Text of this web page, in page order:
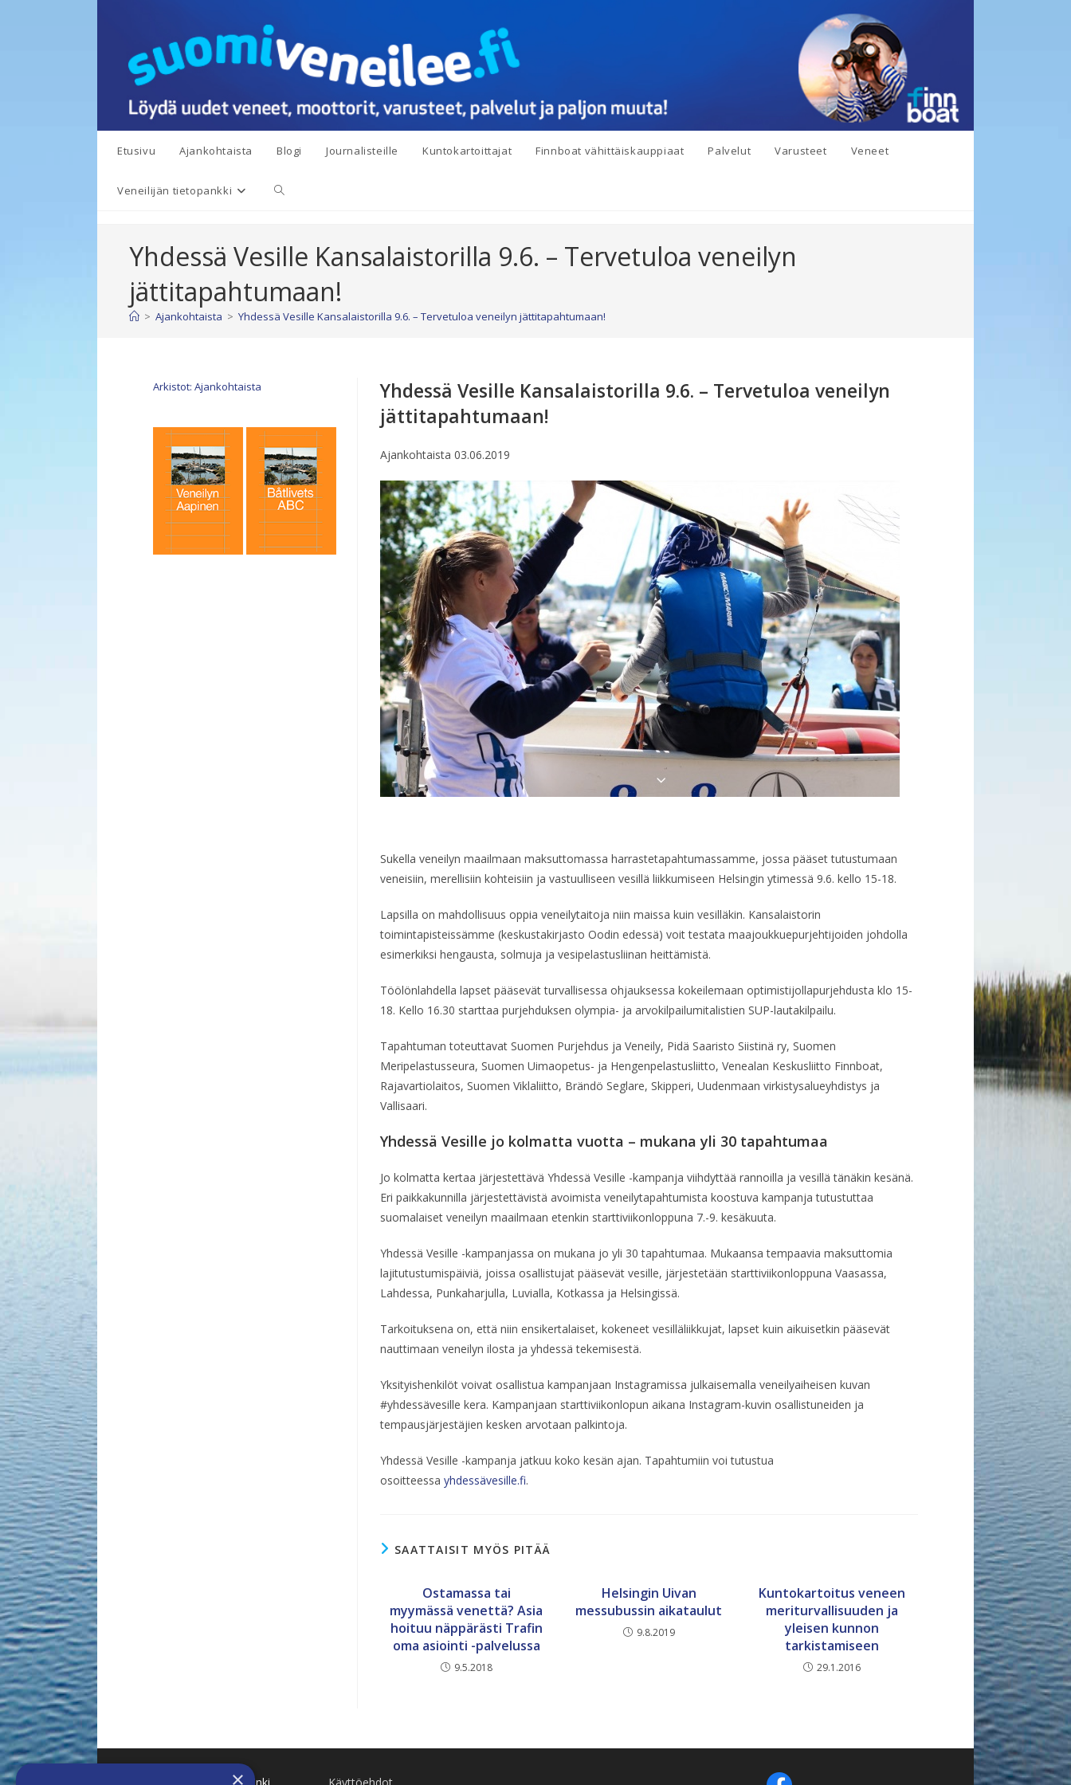
Etusivu Ajankohtaista Blogi Journalisteille Kuntokartoittajat Finnboat vähittäiskauppiaat Palvelut Varusteet Veneet
Veneilijän tietopankki Toggle
search
Yhdessä Vesille Kansalaistorilla 9.6. – Tervetuloa veneilyn
jättitapahtumaan!
> Ajankohtaista > Yhdessä Vesille Kansalaistorilla 9.6. – Tervetuloa veneilyn jättitapahtumaan!
Arkistot: Ajankohtaista
Yhdessä Vesille Kansalaistorilla 9.6. – Tervetuloa veneilyn
jättitapahtumaan!
Ajankohtaista 03.06.2019
Sukella veneilyn maailmaan maksuttomassa harrastetapahtumassamme, jossa pääset tutustumaan
veneisiin, merellisiin kohteisiin ja vastuulliseen vesillä liikkumiseen Helsingin ytimessä 9.6. kello 15-18.
Lapsilla on mahdollisuus oppia veneilytaitoja niin maissa kuin vesilläkin. Kansalaistorin
toimintapisteissämme (keskustakirjasto Oodin edessä) voit testata maajoukkuepurjehtijoiden johdolla
esimerkiksi hengausta, solmuja ja vesipelastusliinan heittämistä.
Töölönlahdella lapset pääsevät turvallisessa ohjauksessa kokeilemaan optimistijollapurjehdusta klo 15-
18. Kello 16.30 starttaa purjehduksen olympia- ja arvokilpailumitalistien SUP-lautakilpailu.
Tapahtuman toteuttavat Suomen Purjehdus ja Veneily, Pidä Saaristo Siistinä ry, Suomen
Meripelastusseura, Suomen Uimaopetus- ja Hengenpelastusliitto, Venealan Keskusliitto Finnboat,
Rajavartiolaitos, Suomen Viklaliitto, Brändö Seglare, Skipperi, Uudenmaan virkistysalueyhdistys ja
Vallisaari.
Yhdessä Vesille jo kolmatta vuotta – mukana yli 30 tapahtumaa
Jo kolmatta kertaa järjestettävä Yhdessä Vesille -kampanja viihdyttää rannoilla ja vesillä tänäkin kesänä.
Eri paikkakunnilla järjestettävistä avoimista veneilytapahtumista koostuva kampanja tutustuttaa
suomalaiset veneilyn maailmaan etenkin starttiviikonloppuna 7.-9. kesäkuuta.
Yhdessä Vesille -kampanjassa on mukana jo yli 30 tapahtumaa. Mukaansa tempaavia maksuttomia
lajitutustumispäiviä, joissa osallistujat pääsevät vesille, järjestetään starttiviikonloppuna Vaasassa,
Lahdessa, Punkaharjulla, Luvialla, Kotkassa ja Helsingissä.
Tarkoituksena on, että niin ensikertalaiset, kokeneet vesilläliikkujat, lapset kuin aikuisetkin pääsevät
nauttimaan veneilyn ilosta ja yhdessä tekemisestä.
Yksityishenkilöt voivat osallistua kampanjaan Instagramissa julkaisemalla veneilyaiheisen kuvan
#yhdessävesille kera. Kampanjaan starttiviikonlopun aikana Instagram-kuvin osallistuneiden ja
tempausjärjestäjien kesken arvotaan palkintoja.
Yhdessä Vesille -kampanja jatkuu koko kesän ajan. Tapahtumiin voi tutustua
osoitteessa yhdessävesille.fi.
SAATTAISIT MYÖS PITÄÄ
Ostamassa tai
myymässä venettä? Asia
hoituu näppärästi Trafin
oma asiointi -palvelussa
9.5.2018
Helsingin Uivan
messubussin aikataulut
9.8.2019
Kuntokartoitus veneen
meriturvallisuuden ja
yleisen kunnon
tarkistamiseen
29.1.2016
×